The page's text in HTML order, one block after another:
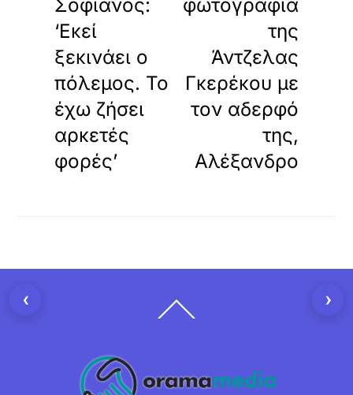
Σοφιανός:
‘Εκεί
ξεκινάει ο
πόλεμος. Το
έχω ζήσει
αρκετές
φορές’
φωτογραφία
της
Άντζελας
Γκερέκου με
τον αδερφό
της,
Αλέξανδρο
To
‹ ›